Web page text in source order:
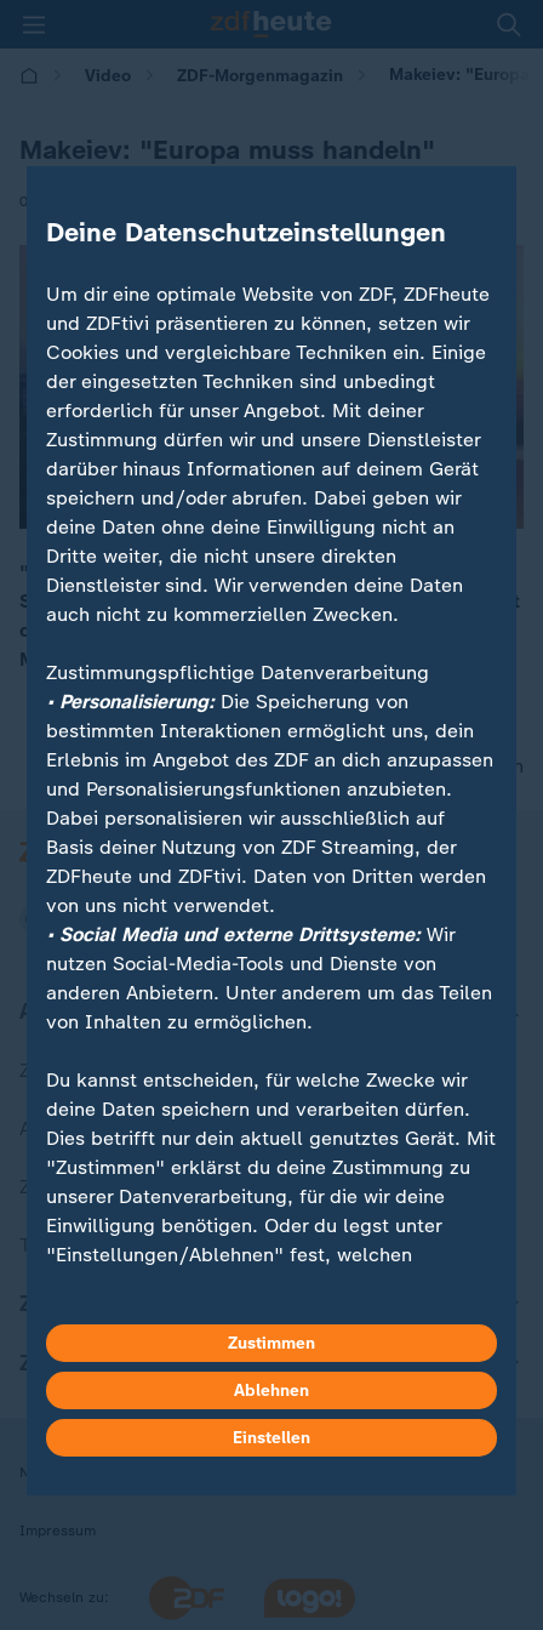
Video ZDF-Morgenmagazin Makeiev: "Europa
Makeiev: "Europa muss handeln"
03.03.2025 | 05:30
00:15
"Wir brauchen Donald Trump und die Vereinigten
Staaten als Verbündeten und nicht als Vermittler", sagt
der ukrainische Botschafter in Deutschland Oleksii
Makeiev.
nach oben
Aktuell bei ZDFheute
Zuletzt veröffentlicht
Aktuelle Sendungs-Videos
ZDFheute Stories
Themen im Überblick
ZDFheute Apps
Nutzungsbedingungen
Impressum
Wechseln zu:
Deine Datenschutzeinstellungen
Um dir eine optimale Website von ZDF, ZDFheute
und ZDFtivi präsentieren zu können, setzen wir
Cookies und vergleichbare Techniken ein. Einige
der eingesetzten Techniken sind unbedingt
erforderlich für unser Angebot. Mit deiner
Zustimmung dürfen wir und unsere Dienstleister
darüber hinaus Informationen auf deinem Gerät
speichern und/oder abrufen. Dabei geben wir
deine Daten ohne deine Einwilligung nicht an
Dritte weiter, die nicht unsere direkten
Dienstleister sind. Wir verwenden deine Daten
auch nicht zu kommerziellen Zwecken.
Zustimmungspflichtige Datenverarbeitung
• Personalisierung:Die Speicherung von
bestimmten Interaktionen ermöglicht uns, dein
Erlebnis im Angebot des ZDF an dich anzupassen
und Personalisierungsfunktionen anzubieten.
Dabei personalisieren wir ausschließlich auf
Basis deiner Nutzung von ZDF Streaming, der
ZDFheute und ZDFtivi. Daten von Dritten werden
von uns nicht verwendet.
• Social Media und externe Drittsysteme:Wir
nutzen Social-Media-Tools und Dienste von
anderen Anbietern. Unter anderem um das Teilen
von Inhalten zu ermöglichen.
Du kannst entscheiden, für welche Zwecke wir
deine Daten speichern und verarbeiten dürfen.
Dies betrifft nur dein aktuell genutztes Gerät. Mit
"Zustimmen" erklärst du deine Zustimmung zu
unserer Datenverarbeitung, für die wir deine
Einwilligung benötigen. Oder du legst unter
"Einstellungen/Ablehnen" fest, welchen
kannst du jederzeit mit Wirkung für die Zukunft
in deinen Einstellungen widerrufen oder ändern.
Hier findest du das Impressum.
Weitere Informationen findest du in unserer
Zustimmen
Ablehnen
Einstellen